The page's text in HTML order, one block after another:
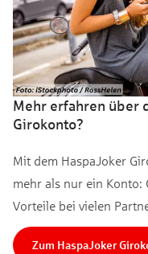
Mehr erfahren über
Girokonto?
Mit dem HaspaJoker
mehr als nur ein Konto:
Vorteile bei vielen
Zum HaspaJoker